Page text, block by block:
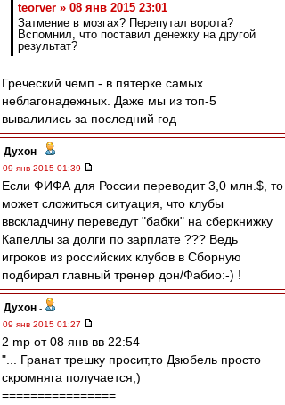
teorver » 08 янв 2015 23:01
Затмение в мозгах? Перепутал ворота?
Вспомнил, что поставил денежку на другой
результат?
Греческий чемп - в пятерке самых
неблагонадежных. Даже мы из топ-5
вывалились за последний год
Духон -
09 янв 2015 01:39
Если ФИФА для России переводит 3,0 млн.$, то
может сложиться ситуация, что клубы
ввскладчину переведут "бабки" на сберкнижку
Капеллы за долги по зарплате ??? Ведь
игроков из российских клубов в Сборную
подбирал главный тренер дон/Фабио:-) !
Духон -
09 янв 2015 01:27
2 mp от 08 янв вв 22:54
"... Гранат трешку просит,то Дзюбель просто
скромняга получается;)
================